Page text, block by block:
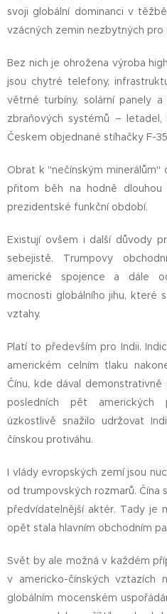
svoji globální dominanci v
vzácných zemin nezbytných
Bez nich je ohrožena výroba
jsou chytré telefony,
větrné turbíny, solární panely
zbraňových systémů –
Českem objednané stíhačky F-
Obrat k "nečínským
přitom běh na hodně
prezidentské funkční období.
Existují ovšem i další důvody
sebejistě. Trumpovy
americké spojence a dále
mocnosti globálního jihu, které
vztahy.
Platí to především pro Indii.
americkém celním tlaku
Čínu, kde dával
posledních pět amerických
úzkostlivě snažilo udržovat
čínskou protiváhu.
I vlády evropských zemí jsou
od trumpovských rozmarů. Čína
předvídatelnější aktér. Tady je
opět stala hlavním obchodním
Svět by ale možná v každém
v americko-čínských vztazích
globálním mocenském